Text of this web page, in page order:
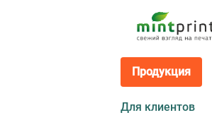
Продукция
Для клиентов